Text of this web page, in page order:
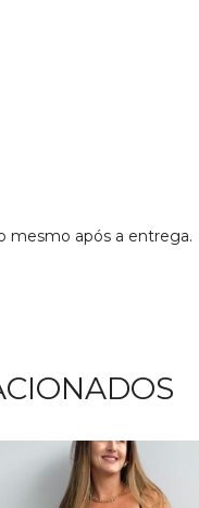
mesmo após a entrega.